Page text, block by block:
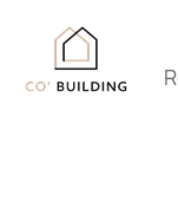
contenu